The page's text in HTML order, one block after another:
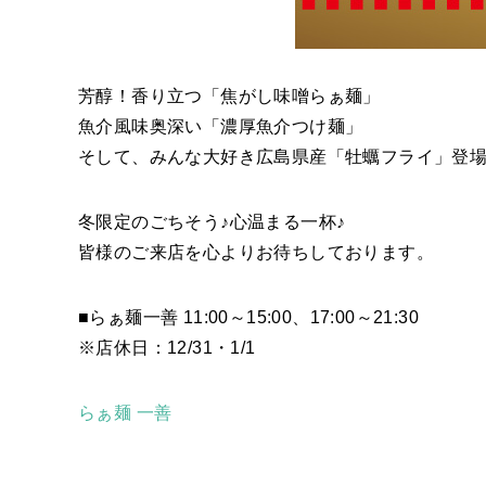
芳醇！香り立つ「焦がし味噌らぁ麺」
魚介風味奥深い「濃厚魚介つけ麺」
そして、みんな大好き広島県産「牡蠣フライ」登
冬限定のごちそう♪心温まる一杯♪
皆様のご来店を心よりお待ちしております。
■らぁ麺一善 11:00～15:00、17:00～21:30
※店休日：12/31・1/1
らぁ麺 一善